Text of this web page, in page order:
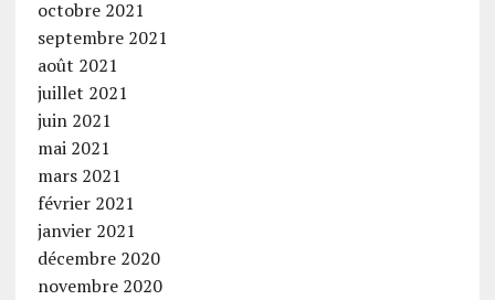
octobre 2021
septembre 2021
août 2021
juillet 2021
juin 2021
mai 2021
mars 2021
février 2021
janvier 2021
décembre 2020
novembre 2020